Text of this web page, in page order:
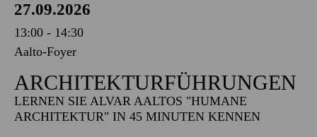
27.09.2026
13:00 - 14:30
Aalto-Foyer
ARCHITEKTUR­FÜHRUNGEN
LERNEN SIE ALVAR AALTOS "HUMANE
ARCHITEKTUR" IN 45 MINUTEN KENNEN